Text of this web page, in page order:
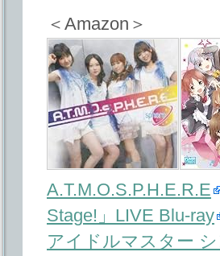
＜Amazon＞
A.T.M.O.S.P.H.E.R.E
Stage!」LIVE Blu-ray
アイドルマスター